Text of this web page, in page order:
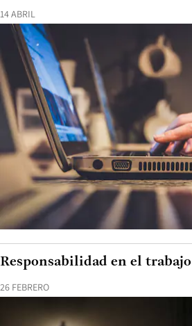
14 ABRIL
26 FEBRERO
Responsabilidad en el trabajo